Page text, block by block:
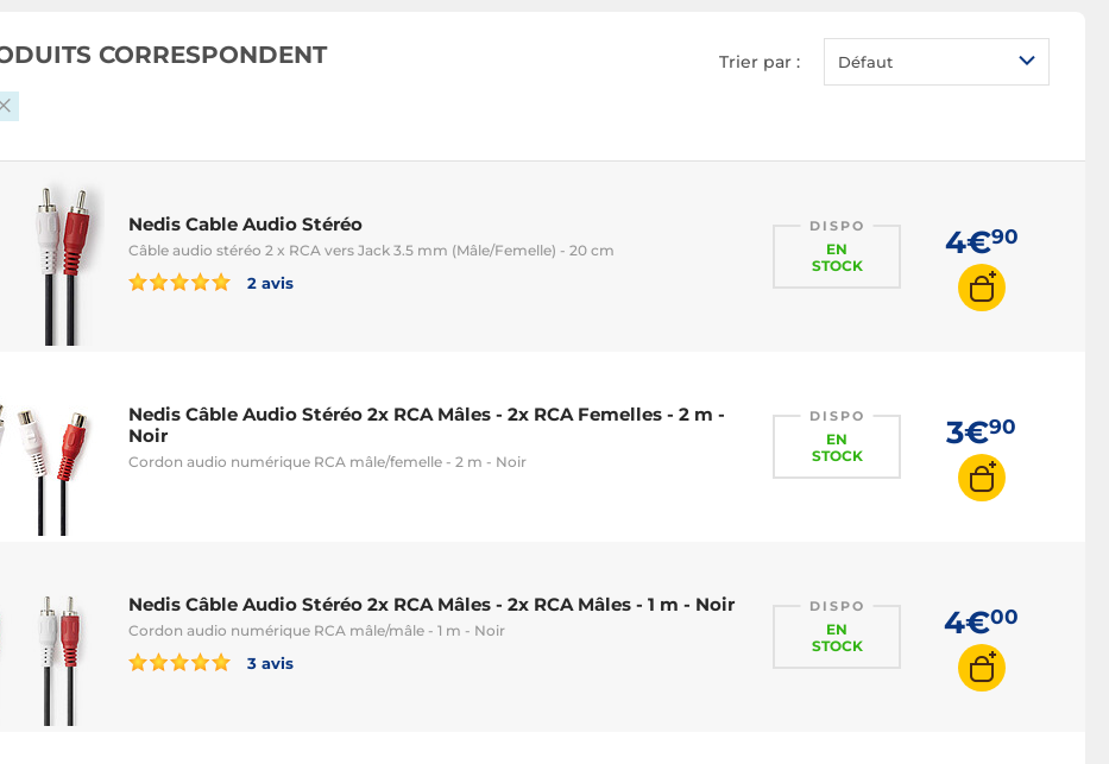
CORRESPONDENT Trier par : Défaut
Nedis Cable Audio Stéréo
Câble audio stéréo 2 x RCA vers Jack 3.5 mm (Mâle/Femelle) - 20 cm
2 avis
DISPO
EN
STOCK
4€90
Nedis Câble Audio Stéréo 2x RCA Mâles - 2x RCA Femelles - 2 m -
Noir
Cordon audio numérique RCA mâle/femelle - 2 m - Noir
DISPO
EN
STOCK
3€90
Nedis Câble Audio Stéréo 2x RCA Mâles - 2x RCA Mâles - 1 m - Noir
Cordon audio numérique RCA mâle/mâle - 1 m - Noir
3 avis
DISPO
EN
STOCK
4€00